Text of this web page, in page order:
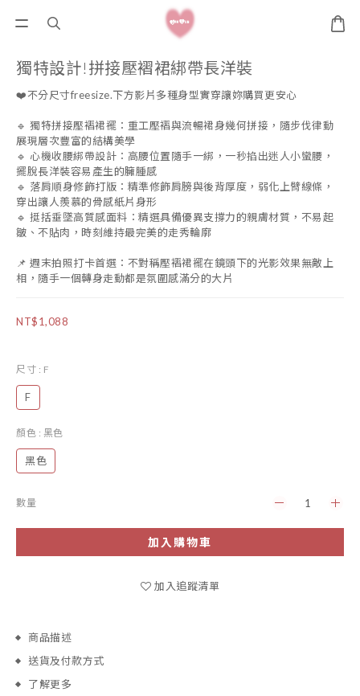
獨特設計!拼接壓褶裙綁帶長洋裝
❤️不分尺寸freesize.下方影片多種身型實穿讓妳購買更安心
🔹 獨特拼接壓褶裙襬：重工壓褶與流暢裙身幾何拼接，隨步伐律動
展現層次豐富的結構美學
🔹 心機收腰綁帶設計：高腰位置隨手一綁，一秒掐出迷人小蠻腰，
擺脫長洋裝容易產生的臃腫感
🔹 落肩順身修飾打版：精準修飾肩膀與後背厚度，弱化上臂線條，
穿出讓人羨慕的骨感紙片身形
🔹 挺括垂墜高質感面料：精選具備優異支撐力的親膚材質，不易起
皺、不貼肉，時刻維持最完美的走秀輪廓
📌 週末拍照打卡首選：不對稱壓褶裙襬在鏡頭下的光影效果無敵上
相，隨手一個轉身走動都是氛圍感滿分的大片
NT$1,088
尺寸 : F
F
顏色 : 黑色
黑色
數量
加入購物車
加入追蹤清單
商品描述
送貨及付款方式
了解更多